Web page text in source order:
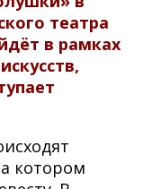
театра
в рамках
котором